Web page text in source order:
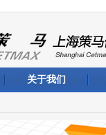
关于我们